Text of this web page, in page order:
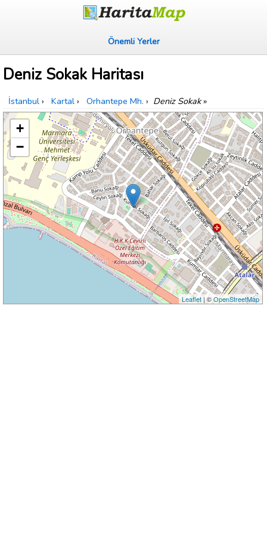
Önemli Yerler
Deniz Sokak Haritası
İstanbul › Kartal › Orhantepe Mh. › Deniz Sokak»
+
−
Leaflet| ©OpenStreetMap